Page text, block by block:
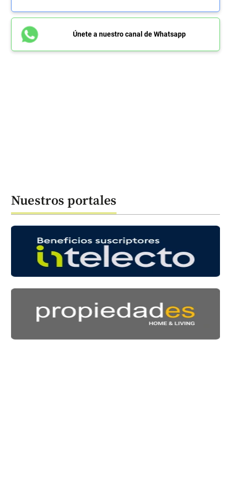
Únete a nuestro canal de Whatsapp
Nuestros portales